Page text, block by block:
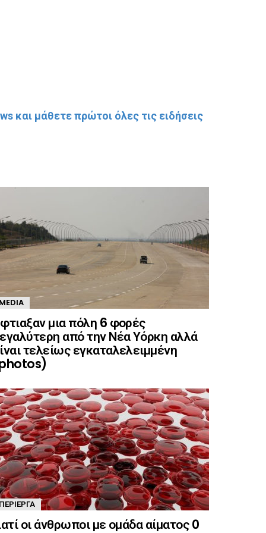
και μάθετε πρώτοι όλες τις ειδήσεις
μια πόλη 6 φορές
από την Νέα Υόρκη αλλά
τελείως εγκαταλελειμμένη
οι άνθρωποι με ομάδα αίματος 0